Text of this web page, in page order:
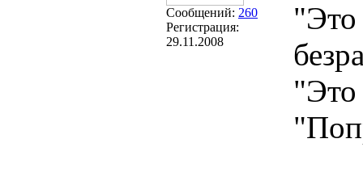
Сообщений: 260
Регистрация:
29.11.2008
"Это
"Это